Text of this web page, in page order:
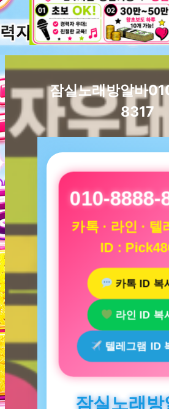
잠실노래방알바
8317
010-8888-
카톡 · 라인 · 텔
ID :
카톡 ID 복
라인 ID 복
텔레그램 ID
잠실노래방